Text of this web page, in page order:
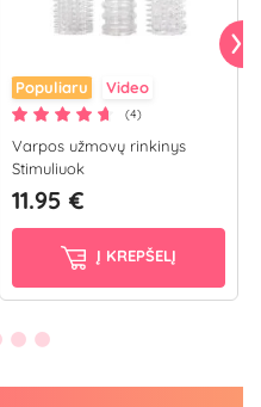
Populiaru Video
(4)
Varpos užmovų rinkinys
Stimuliuok
11.95 €
Į KREPŠELĮ